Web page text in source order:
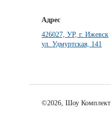
Адрес
426027, УР, г. Ижевск
ул. Удмуртская, 141
©2026, Шоу Комплект